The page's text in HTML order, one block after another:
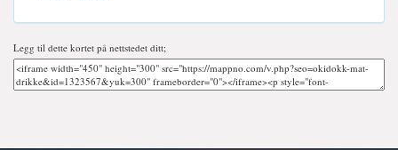
Legg til dette kortet på nettstedet ditt;